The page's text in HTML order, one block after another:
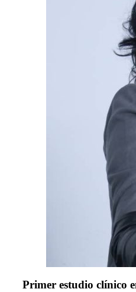
Primer estudio clínico